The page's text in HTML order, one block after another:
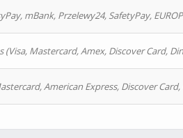
mBank, Przelewy24, SafetyPay,
Mastercard, Amex, Discover Card,
American Express, Discover Card,